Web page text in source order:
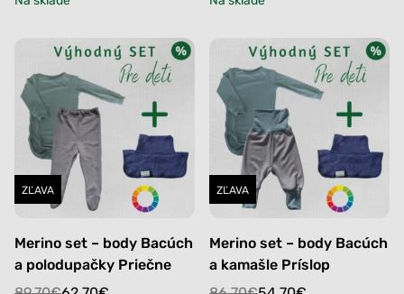
49.90€.
29.90€. 32.90€.
29.90€.
ZĽAVA
Merino set – body Bacúch
a polodupačky Priečne
ZĽAVA
Merino set – body Bacúch
a kamašle Príslop